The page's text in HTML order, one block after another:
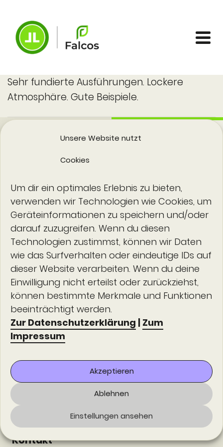
Unsere Website nutzt
Cookies
Um dir ein optimales Erlebnis zu bieten,
verwenden wir Technologien wie Cookies, um
Geräteinformationen zu speichern und/oder
darauf zuzugreifen. Wenn du diesen
Technologien zustimmst, können wir Daten
wie das Surfverhalten oder eindeutige IDs auf
dieser Website verarbeiten. Wenn du deine
Einwilligung nicht erteilst oder zurückziehst,
können bestimmte Merkmale und Funktionen
beeinträchtigt werden.
Zur Datenschutzerklärung | Zum
Impressum
Akzeptieren
Ablehnen
Einstellungen ansehen
Sehr fundierte Ausführungen. Lockere
Atmosphäre. Gute Beispiele.
Kontakt
office@falcos.de
0391 6609 6948
falcos.de
Angebote
Kontakt